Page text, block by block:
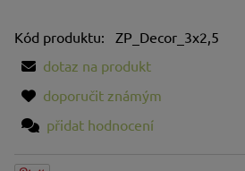
Kód produktu:
ZP_Decor_3x2,5
dotaz na produkt
doporučit známým
přidat hodnocení